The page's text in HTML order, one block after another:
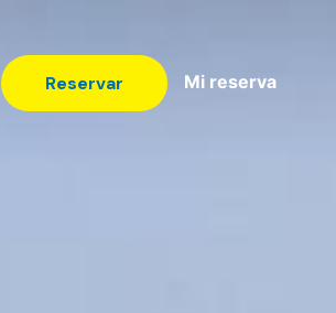
Reservar Mi reserva